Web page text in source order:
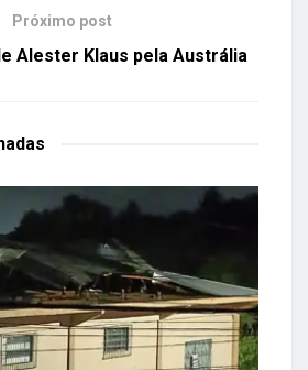
Próximo post
Alester Klaus pela Austrália